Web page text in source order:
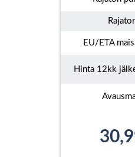
EU/ETA
Hinta 12kk